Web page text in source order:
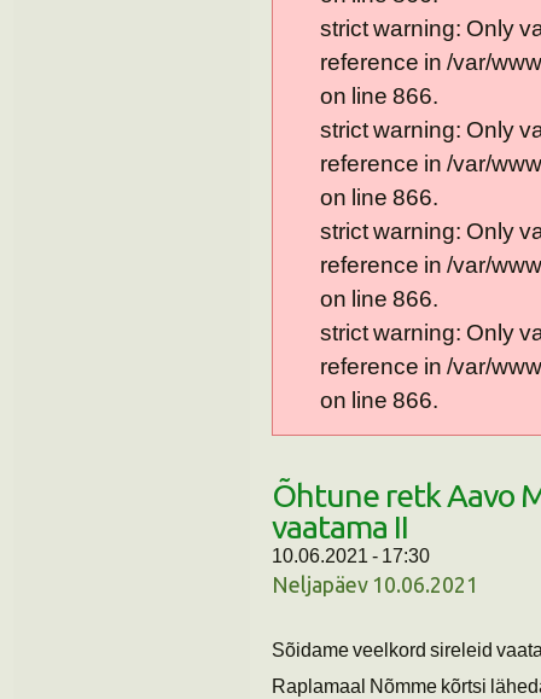
strict warning: Only
reference in /var/
on line 866.
strict warning: Only
reference in /var/
on line 866.
strict warning: Only
reference in /var/
on line 866.
strict warning: Only
reference in /var/
on line 866.
Õhtune retk Aavo
vaatama II
10.06.2021 - 17:30
Neljapäev 10.06.2021
Sõidame veelkord sireleid
Raplamaal Nõmme kõrtsi